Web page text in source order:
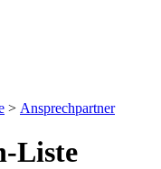
> Ansprechpartner
Liste